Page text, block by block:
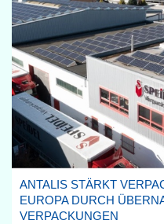
ANTALIS STÄRKT
EUROPA DURCH
VERPACKUNGEN